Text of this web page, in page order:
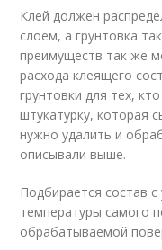
Клей должен
слоем, а грунтовка
преимуществ так же
расхода клеящего
грунтовки для тех,
штукатурку, которая
нужно удалить и
описывали выше.
Подбирается состав
температуры самого
обрабатываемой